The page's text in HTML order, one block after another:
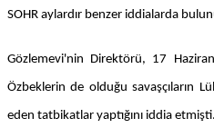
SOHR aylardır benzer iddialarda
Gözlemevi'nin Direktörü, 17
Özbeklerin de olduğu savaşçıların
eden tatbikatlar yaptığını iddia etmişti.